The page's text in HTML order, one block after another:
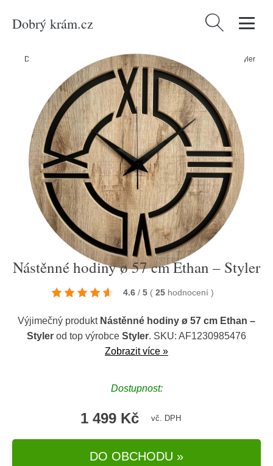
Dobrý krám.cz Vyhledávání
Domů Dekorace /Nástěnné hodiny ø 57 cm Ethan – Styler
Nástěnné hodiny ø 57 cm Ethan – Styler
4.6 / 5 ( 25 hodnocení )
Výjimečný produkt Nástěnné hodiny ø 57 cm Ethan –
Styler od top výrobce Styler. SKU: AF1230985476
Zobrazit více »
Dostupnost:
1 499 Kč vč. DPH
DO OBCHODU »